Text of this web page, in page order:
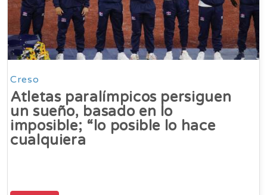
Creso
Atletas paralímpicos persiguen
un sueño, basado en lo
imposible; “lo posible lo hace
cualquiera